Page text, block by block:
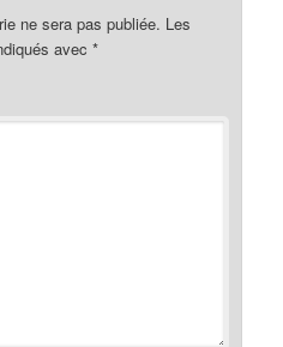
ne sera pas publiée. Les
avec*